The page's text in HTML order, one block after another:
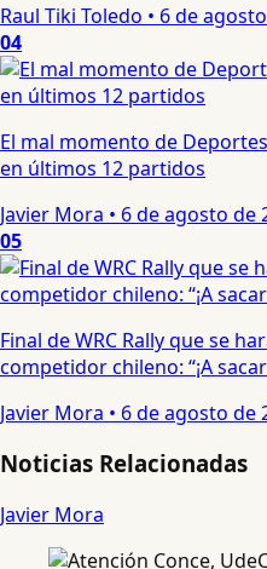
Raul Tiki Toledo • 6 de
04
El mal momento de
en últimos 12 partidos
Javier Mora • 6 de agosto de
05
Final de WRC Rally que se
competidor chileno: “¡A
Javier Mora • 6 de agosto de
Noticias Relacionadas
Javier Mora